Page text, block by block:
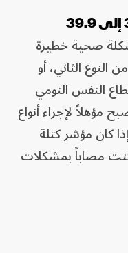
إذا كان مؤشر كتلة جسمك 35 إلى 39.9
صحية خطيرة
الثاني، أو
النفس النومي
مؤهلاً لإجراء أنواع
كان مؤشر كتلة
بين 30 إلى 34 وكنت مصاباً بمشكلات